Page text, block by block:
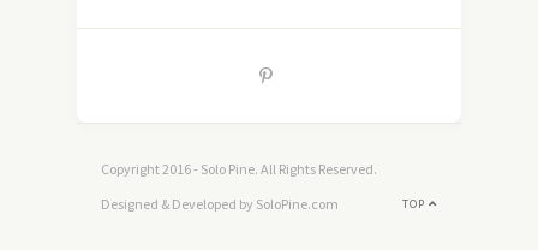
Copyright 2016 - Solo Pine. All Rights Reserved.
TOP
Designed & Developed by SoloPine.com